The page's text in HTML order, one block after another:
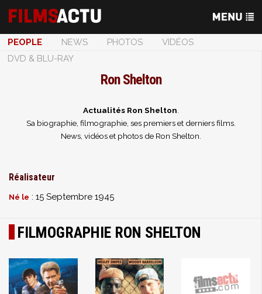
PEOPLE NEWS PHOTOS
VIDÉOS
DVD & BLU-RAY
Ron Shelton
Actualités Ron Shelton
Sa biographie, filmographie, ses premiers et derniers films.
News, vidéos et photos de Ron Shelton.
Réalisateur
Né le : 15 Septembre 1945
FILMOGRAPHIE RON SHELTON